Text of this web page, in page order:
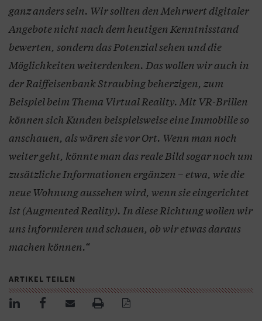
ganz anders sein. Wir sollten den Mehrwert digitaler
Angebote nicht nach dem heutigen Kenntnisstand
bewerten, sondern das Potenzial sehen und die
Möglichkeiten weiterdenken. Das wollen wir auch in
der Raiffeisenbank Straubing beherzigen, zum
Beispiel beim Thema Virtual Reality. Mit VR-Brillen
können sich Kunden beispielsweise eine Immobilie so
anschauen, als wären sie vor Ort. Wenn man noch
weiter geht, könnte man das reale Bild sogar noch um
zusätzliche Informationen ergänzen – etwa, wie die
neue Wohnung aussehen wird, wenn sie eingerichtet
ist (Augmented Reality). In diese Richtung wollen wir
uns informieren und schauen, ob wir etwas daraus
machen können.“
ARTIKEL TEILEN